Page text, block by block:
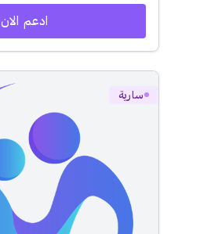
ادعم الان
سارية